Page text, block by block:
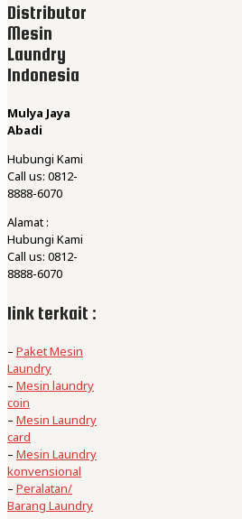
Distributor
Mesin
Laundry
Indonesia
Mulya Jaya
Abadi
Hubungi Kami
Call us: 0812-
8888-6070
Alamat :
Hubungi Kami
Call us: 0812-
8888-6070
link terkait :
– Paket Mesin
Laundry
– Mesin laundry
coin
– Mesin Laundry
card
– Mesin Laundry
konvensional
– Peralatan/
Barang Laundry